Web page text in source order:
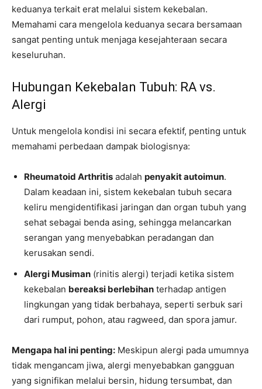
keduanya terkait erat melalui sistem kekebalan.
Memahami cara mengelola keduanya secara bersamaan
sangat penting untuk menjaga kesejahteraan secara
keseluruhan.
Hubungan Kekebalan Tubuh: RA vs.
Alergi
Untuk mengelola kondisi ini secara efektif, penting untuk
memahami perbedaan dampak biologisnya:
Rheumatoid Arthritis adalah penyakit autoimun.
Dalam keadaan ini, sistem kekebalan tubuh secara
keliru mengidentifikasi jaringan dan organ tubuh yang
sehat sebagai benda asing, sehingga melancarkan
serangan yang menyebabkan peradangan dan
kerusakan sendi.
Alergi Musiman (rinitis alergi) terjadi ketika sistem
kekebalan bereaksi berlebihan terhadap antigen
lingkungan yang tidak berbahaya, seperti serbuk sari
dari rumput, pohon, atau ragweed, dan spora jamur.
Mengapa hal ini penting: Meskipun alergi pada umumnya
tidak mengancam jiwa, alergi menyebabkan gangguan
yang signifikan melalui bersin, hidung tersumbat, dan